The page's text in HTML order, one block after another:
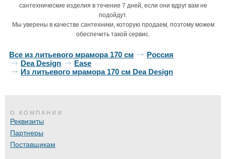
сантехнические изделия в течение 7 дней, если они вдруг вам не
подойдут.
Мы уверены в качестве сантехники, которую продаем, поэтому можем
обеспечить такой сервис.
Все из литьевого мрамора 170 см
Россия
Dea Design
Ease
Из литьевого мрамора 170 см Dea Design
О КОМПАНИИ
Реквизиты
Партнеры
Поставщикам